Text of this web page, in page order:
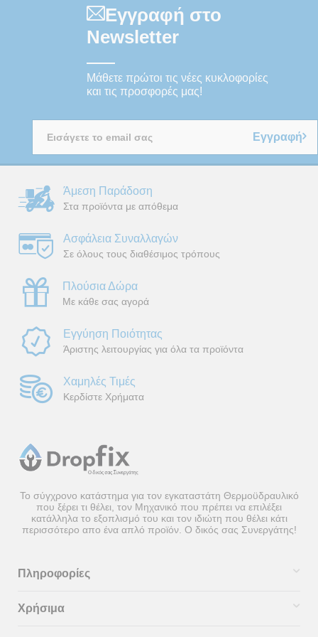
Εγγραφή στο
Newsletter
Μάθετε πρώτοι τις νέες κυκλοφορίες
και τις προσφορές μας!
Εγγραφή
Άμεση Παράδοση
Στα προϊόντα με απόθεμα
Ασφάλεια Συναλλαγών
Σε όλους τους διαθέσιμος τρόπους
Πλούσια Δώρα
Με κάθε σας αγορά
Εγγύηση Ποιότητας
Άριστης λειτουργίας για όλα τα προϊόντα
Χαμηλές Τιμές
Κερδίστε Χρήματα
Το σύγχρονο κατάστημα για τον εγκαταστάτη Θερμοϋδραυλικό
που ξέρει τι θέλει, τον Μηχανικό που πρέπει να επιλέξει
κατάλληλα το εξοπλισμό του και τον ιδιώτη που θέλει κάτι
περισσότερο απο ένα απλό προϊόν. Ο δικός σας Συνεργάτης!
Πληροφορίες
Χρήσιμα